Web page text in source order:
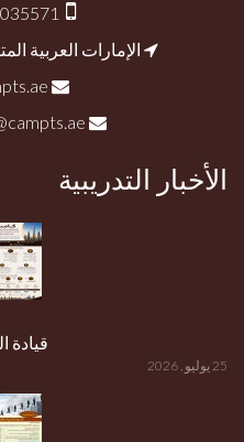
الإمارات العربية
الأخبار التدريبية
قيادة
25 يوليو , 2026